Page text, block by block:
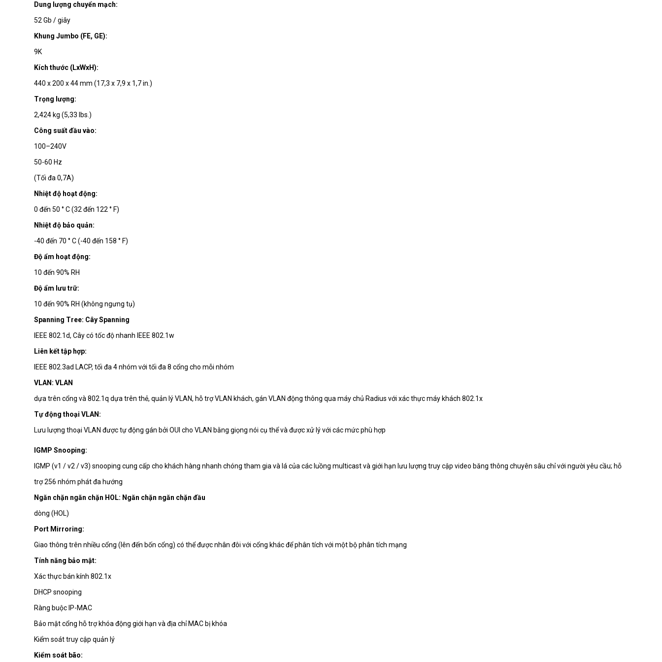
Dung lượng chuyển mạch:
52 Gb / giây
Khung Jumbo (FE, GE):
9K
Kích thước (LxWxH):
440 x 200 x 44 mm (17,3 x 7,9 x 1,7 in.)
Trọng lượng:
2,424 kg (5,33 Ibs.)
Công suất đầu vào:
100–240V
50-60 Hz
(Tối đa 0,7A)
Nhiệt độ hoạt động:
0 đến 50 ° C (32 đến 122 ° F)
Nhiệt độ bảo quản:
-40 đến 70 ° C (-40 đến 158 ° F)
Độ ẩm hoạt động:
10 đến 90% RH
Độ ẩm lưu trữ:
10 đến 90% RH (không ngưng tụ)
Spanning Tree: Cây Spanning
IEEE 802.1d, Cây có tốc độ nhanh IEEE 802.1w
Liên kết tập hợp:
IEEE 802.3ad LACP, tối đa 4 nhóm với tối đa 8 cổng cho mỗi nhóm
VLAN: VLAN
dựa trên cổng và 802.1q dựa trên thẻ, quản lý VLAN, hỗ trợ VLAN khách, gán VLAN động thông qua máy chủ Radius với xác thực máy khách 802.1x
Tự động thoại VLAN:
Lưu lượng thoại VLAN được tự động gán bởi OUI cho VLAN bằng giọng nói cụ thể và được xử lý với các mức phù hợp
IGMP Snooping:
IGMP (v1 / v2 / v3) snooping cung cấp cho khách hàng nhanh chóng tham gia và lá của các luồng multicast và giới hạn lưu lượng truy cập video băng thông chuyên sâu chỉ với người yêu cầu; hỗ
trợ 256 nhóm phát đa hướng
Ngăn chặn ngăn chặn HOL: Ngăn chặn ngăn chặn đầu
dòng (HOL)
Port Mirroring:
Giao thông trên nhiều cổng (lên đến bốn cổng) có thể được nhân đôi với cổng khác để phân tích với một bộ phân tích mạng
Tính năng bảo mật:
Xác thực bán kính 802.1x
DHCP snooping
Ràng buộc IP-MAC
Bảo mật cổng hỗ trợ khóa động giới hạn và địa chỉ MAC bị khóa
Kiểm soát truy cập quản lý
Kiểm soát bão: